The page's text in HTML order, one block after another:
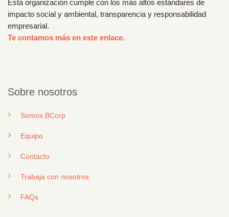
Esta organización cumple con los más altos estándares de
impacto social y ambiental, transparencia y responsabilidad
empresarial.
Te contamos más en este enlace.
Sobre nosotros
Somos BCorp
Equipo
Contacto
Trabaja con nosotros
FAQs